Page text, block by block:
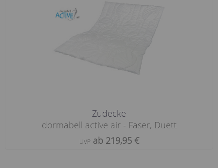
Zudecke
dormabell active air - Faser, Duett
UVPab 219,95 €